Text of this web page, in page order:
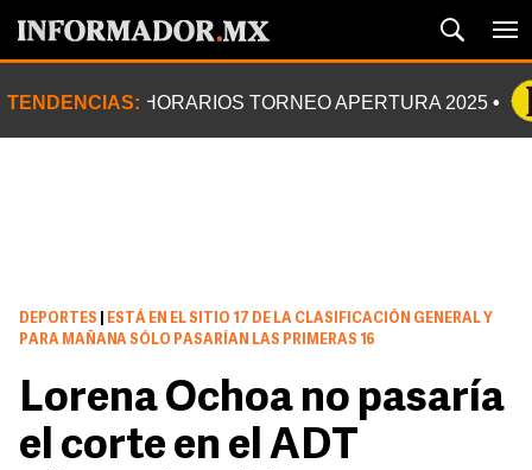
TENDENCIAS: HORARIOS TORNEO APERTURA 2025
DEPORTES
ESTÁ EN EL SITIO 17 DE LA CLASIFICACIÓN GENERAL Y
PARA MAÑANA SÓLO PASARÍAN LAS PRIMERAS 16
Lorena Ochoa no pasaría
el corte en el ADT